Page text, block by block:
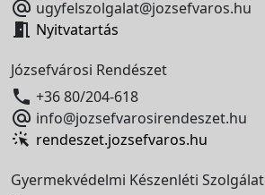
 ugyfelszolgalat@jozsefvaros.hu
 Nyitvatartás
Józsefvárosi Rendészet
 +36 80/204-618
 info@jozsefvarosirendeszet.hu
rendeszet.jozsefvaros.hu
Gyermekvédelmi Készenléti Szolgálat